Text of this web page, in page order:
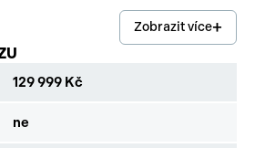
Zobrazit více
129 999 Kč
ne